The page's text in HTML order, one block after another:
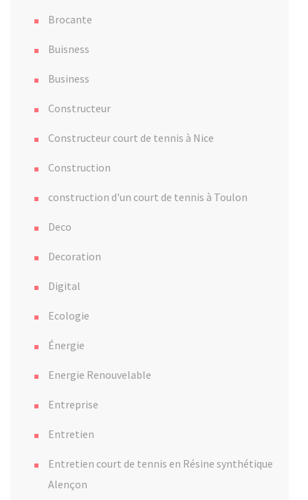
Brocante
Buisness
Business
Constructeur
Constructeur court de tennis à Nice
Construction
construction d'un court de tennis à Toulon
Deco
Decoration
Digital
Ecologie
Énergie
Energie Renouvelable
Entreprise
Entretien
Entretien court de tennis en Résine synthétique
Alençon